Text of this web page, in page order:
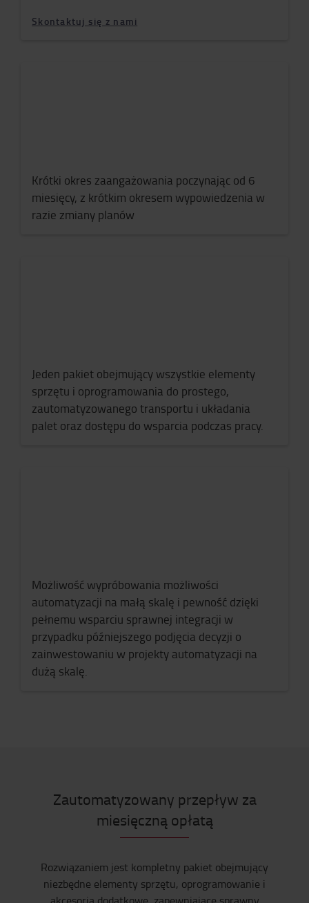
Skontaktuj się z nami
Krótki okres zaangażowania poczynając od 6
miesięcy, z krótkim okresem wypowiedzenia w
razie zmiany planów
Jeden pakiet obejmujący wszystkie elementy
sprzętu i oprogramowania do prostego,
zautomatyzowanego transportu i układania
palet oraz dostępu do wsparcia podczas pracy.
Możliwość wypróbowania możliwości
automatyzacji na małą skalę i pewność dzięki
pełnemu wsparciu sprawnej integracji w
przypadku późniejszego podjęcia decyzji o
zainwestowaniu w projekty automatyzacji na
dużą skalę.
Zautomatyzowany przepływ za
miesięczną opłatą
Rozwiązaniem jest kompletny pakiet obejmujący
niezbędne elementy sprzętu, oprogramowanie i